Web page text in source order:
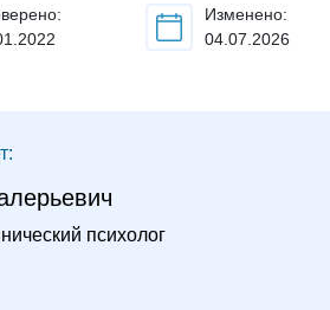
Изменено:
04.07.2026
психолог